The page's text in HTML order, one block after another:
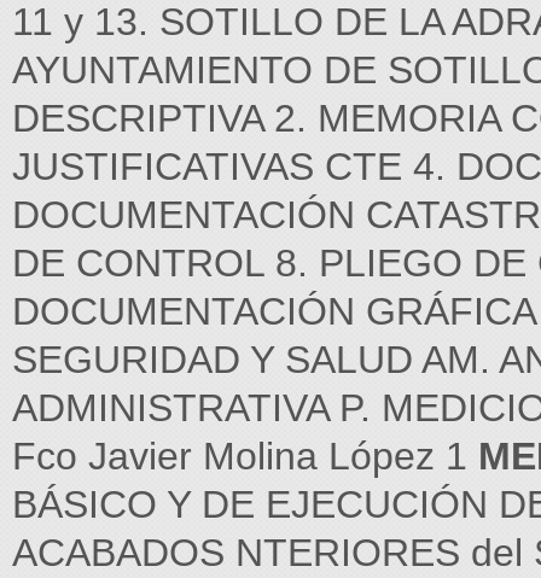
11 y 13. SOTILLO DE LA
AYUNTAMIENTO DE
DESCRIPTIVA 2. MEMORIA
JUSTIFICATIVAS CTE 4.
DOCUMENTACIÓN
DE CONTROL 8. PLIEGO
DOCUMENTACIÓN
SEGURIDAD Y SALUD AM.
ADMINISTRATIVA P.
Fco Javier Molina López 1
BÁSICO Y DE EJECUCIÓN
ACABADOS NTERIORES